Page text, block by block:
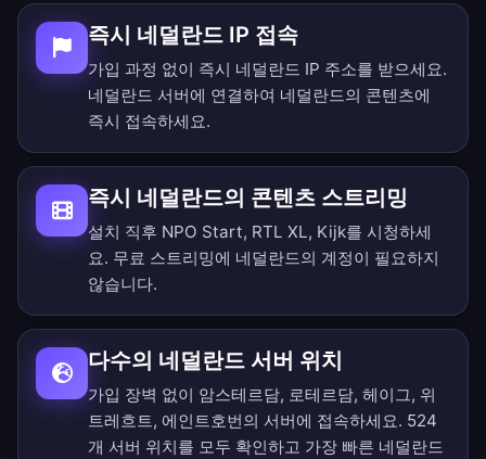
즉시 네덜란드 IP 접속
가입 과정 없이 즉시 네덜란드 IP 주소를 받으세요.
네덜란드 서버에 연결하여 네덜란드의 콘텐츠에
즉시 접속하세요.
즉시 네덜란드의 콘텐츠 스트리밍
설치 직후 NPO Start, RTL XL, Kijk를 시청하세
요. 무료 스트리밍에 네덜란드의 계정이 필요하지
않습니다.
다수의 네덜란드 서버 위치
가입 장벽 없이 암스테르담, 로테르담, 헤이그, 위
트레흐트, 에인트호번의 서버에 접속하세요. 524
개 서버 위치를 모두 확인하고 가장 빠른 네덜란드